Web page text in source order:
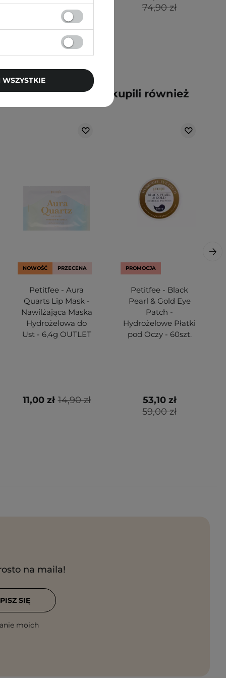
45,00 zł 74,90 zł
kupili ten produkt, kupili również
NOWOŚĆ PRZECENA
Petitfee - Aura
Quarts Lip Mask -
Nawilżająca Maska
Hydrożelowa do
Ust - 6,4g OUTLET
14,90 zł
11,00 zł
PROMOCJA
Petitfee - Black
Pearl & Gold Eye
Patch -
Hydrożelowe Płatki
pod Oczy - 60szt.
59,00 zł
53,10 zł
na maila!
moich
SIĘ